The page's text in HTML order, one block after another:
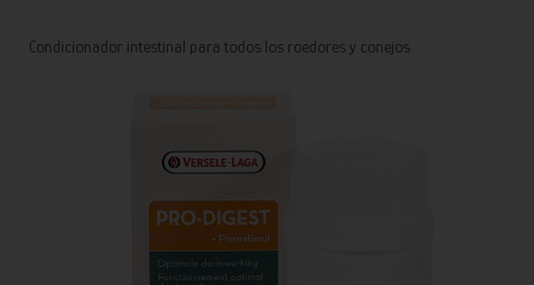
Condicionador intestinal para todos los roedores y conejos